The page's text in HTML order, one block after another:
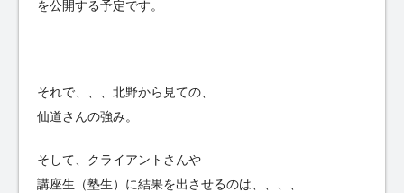
を公開する予定です。
それで、、、北野から見ての、
仙道さんの強み。
そして、クライアントさんや
講座生（塾生）に結果を出させるのは、、、、